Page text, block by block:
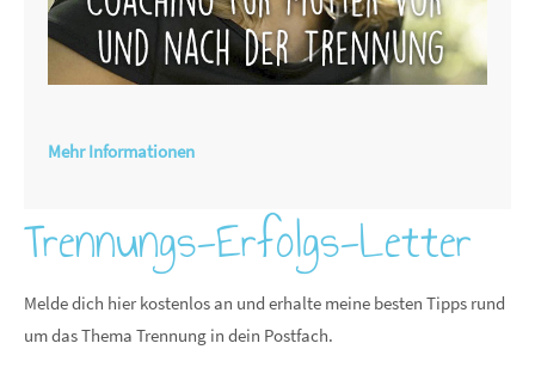
Mehr Informationen
Trennungs-Erfolgs-Letter
Melde dich hier kostenlos an und erhalte meine besten Tipps rund
um das Thema Trennung in dein Postfach.